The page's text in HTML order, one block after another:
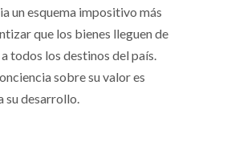
un esquema impositivo más
que los bienes lleguen de
todos los destinos del país.
sobre su valor es
su desarrollo.